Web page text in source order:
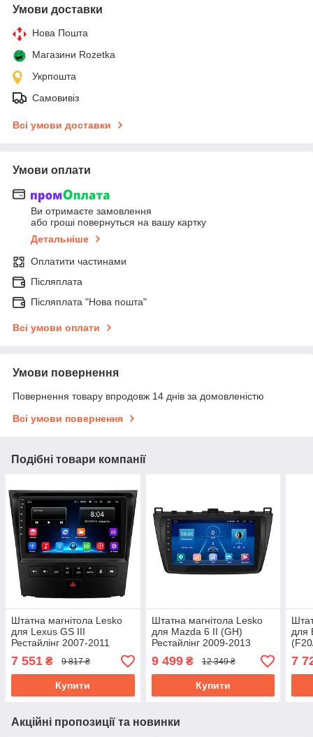
Умови доставки
Нова Пошта
Магазини Rozetka
Укрпошта
Самовивіз
Всі умови доставки
Умови оплати
Ви отримаєте замовлення
або гроші повернуться на вашу картку
Детальніше
Оплатити частинами
Післяплата
Післяплата "Нова пошта"
Всі умови оплати
Умови повернення
Повернення товару впродовж 14 днів за домовленістю
Всі умови повернення
Подібні товари компанії
Штатна магнітола Lesko
для Lexus GS III
Рестайлінг 2007-2011
екран 9" 2/32Gb Wi-Fi GPS
Base
7 551 ₴ 9 817 ₴
Купити
Штатна магнітола Lesko
для Mazda 6 II (GH)
Рестайлінг 2009-2013
екран 9" 2/32Gb/ 4G/ Wi-Fi
Top Android
9 499₴ 12 349 ₴
Купити
для
7
Акційні пропозиції та новинки